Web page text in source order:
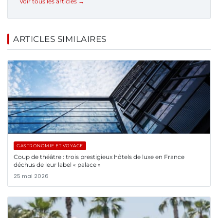
ARTICLES SIMILAIRES
GASTRONOMIE ET VOYAGE
Coup de théâtre : trois prestigieux hôtels de luxe en France
déchus de leur label « palace »
25 mai 2026